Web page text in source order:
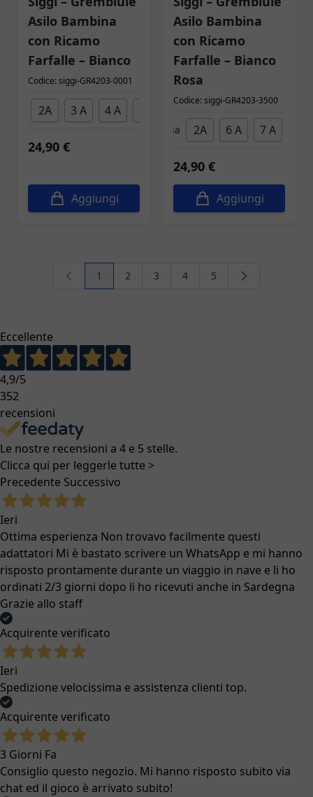
Asilo Bambina
con Ricamo
Farfalle – Bianco
Codice: siggi-GR4203-0001
2A 3 A 4 A 7 A
24,90 €
Aggiungi
Asilo Bambina
con Ricamo
Farfalle – Bianco
Rosa
Codice: siggi-GR4203-3500
Taglia 2A 6 A 7 A
24,90 €
Aggiungi
Attualmente stai leggendo la pagina
1 Pagina
2 Pagina
3 Pagina
4 Pagina
5
Eccellente
4,9/5
352
recensioni
Le nostre recensioni a 4 e 5 stelle.
Clicca qui per leggerle tutte >
Precedente Successivo
Ieri
Ottima esperienza Non trovavo facilmente questi
adattatori Mi è bastato scrivere un WhatsApp e mi hanno
risposto prontamente durante un viaggio in nave e li ho
ordinati 2/3 giorni dopo li ho ricevuti anche in Sardegna
Grazie allo staff
Acquirente verificato
Ieri
Spedizione velocissima e assistenza clienti top.
Acquirente verificato
3 Giorni Fa
Consiglio questo negozio. Mi hanno risposto subito via
chat ed il gioco è arrivato subito!